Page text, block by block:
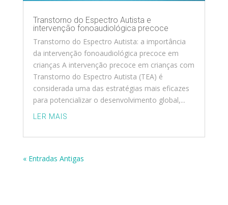
Transtorno do Espectro Autista e
intervenção fonoaudiológica precoce
Transtorno do Espectro Autista: a importância
da intervenção fonoaudiológica precoce em
crianças A intervenção precoce em crianças com
Transtorno do Espectro Autista (TEA) é
considerada uma das estratégias mais eficazes
para potencializar o desenvolvimento global,...
LER MAIS
« Entradas Antigas